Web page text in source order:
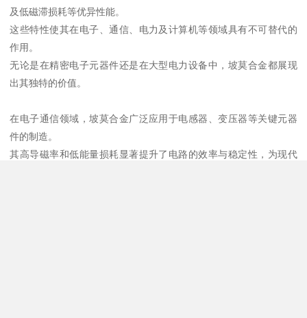
及低磁滞损耗等优异性能。
这些特性使其在电子、通信、电力及计算机等领域具有不可替代的
作用。
无论是在精密电子元器件还是在大型电力设备中，坡莫合金都展现
出其独特的价值。
在电子通信领域，坡莫合金广泛应用于电感器、变压器等关键元器
件的制造。
其高导磁率和低能量损耗显著提升了电路的效率与稳定性，为现代